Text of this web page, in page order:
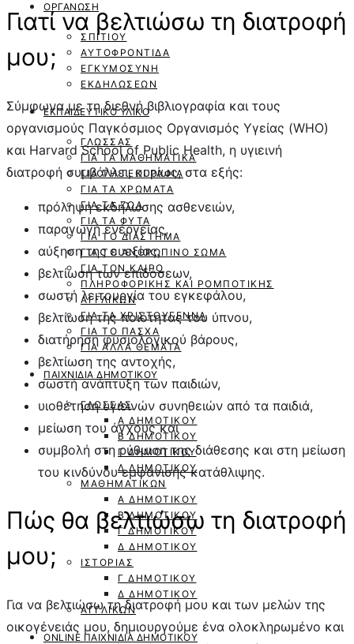
ΟΡΓΆΝΩΣΗ
ΣΠΙΤΙΟΎ
ΑΥΤΟΦΡΟΝΤΊΔΑ
ΕΓΚΥΜΟΣΎΝΗ
ΕΚΔΗΛΏΣΕΩΝ
ΕΚΠΑΙΔΕΥΤΙΚΌ ΥΛΙΚΌ
ΓΛΏΣΣΑΣ
ΓΙΑ ΤΑ ΜΑΘΗΜΑΤΙΚΆ
ΓΙΑ ΤΗ ΓΕΩΓΡΑΦΊΑ
ΓΙΑ ΤΑ ΧΡΏΜΑΤΑ
ΓΙΑ ΤΑ ΖΏΑ
ΓΙΑ ΤΑ ΦΥΤΆ
ΓΙΑ ΤΟ ΔΙΆΣΤΗΜΑ
ΓΙΑ ΤΟ ΑΝΘΡΏΠΙΝΟ ΣΏΜΑ
ΓΙΑ ΤΟΝ ΚΑΙΡΌ
ΠΛΗΡΟΦΟΡΙΚΉΣ ΚΑΙ ΡΟΜΠΟΤΙΚΉΣ
ΑΓΓΛΙΚΏΝ
ΓΙΑ ΤΑ ΧΡΙΣΤΟΎΓΕΝΝΑ
ΓΙΑ ΤΟ ΠΆΣΧΑ
ΓΙΑ ΆΛΛΑ ΘΈΜΑΤΑ
ΠΑΙΧΝΊΔΙΑ ΔΗΜΟΤΙΚΟΎ
ΓΛΏΣΣΑΣ
Α ΔΗΜΟΤΙΚΟΎ
Β ΔΗΜΟΤΙΚΟΎ
Γ ΔΗΜΟΤΙΚΟΎ
Δ ΔΗΜΟΤΙΚΟΎ
ΜΑΘΗΜΑΤΙΚΏΝ
Α ΔΗΜΟΤΙΚΟΎ
Β ΔΗΜΟΤΙΚΟΎ
Γ ΔΗΜΟΤΙΚΟΎ
Δ ΔΗΜΟΤΙΚΟΎ
ΙΣΤΟΡΊΑΣ
Γ ΔΗΜΟΤΙΚΟΎ
Δ ΔΗΜΟΤΙΚΟΎ
ΑΓΓΛΙΚΏΝ
ONLINE ΠΑΙΧΝΙΔΙΑ ΔΗΜΟΤΙΚΟΎ
Γιατί να βελτιώσω τη διατροφή
μου;
Σύμφωνα με τη διεθνή βιβλιογραφία και τους
οργανισμούς Παγκόσμιος Οργανισμός Υγείας (WHO)
και Harvard School of Public Health, η υγιεινή
διατροφή συμβάλλει, κυρίως, στα εξής:
πρόληψη εκδήλωσης ασθενειών,
παραγωγή ενέργειας,
αύξηση της ευεξίας,
βελτίωση των επιδόσεων,
σωστή λειτουργία του εγκεφάλου,
βελτίωση της ποιότητας του ύπνου,
διατήρηση φυσιολογικού βάρους,
βελτίωση της αντοχής,
σωστή ανάπτυξη των παιδιών,
υιοθέτηση υγιεινών συνηθειών από τα παιδιά,
μείωση του άγχους και
συμβολή στη ρύθμιση της διάθεσης και στη μείωση
του κινδύνου εμφάνισης κατάθλιψης.
Πώς θα βελτιώσω τη διατροφή
μου;
Για να βελτιώσω τη διατροφή μου και των μελών της
οικογένειάς μου, δημιουργούμε ένα ολοκληρωμένο και